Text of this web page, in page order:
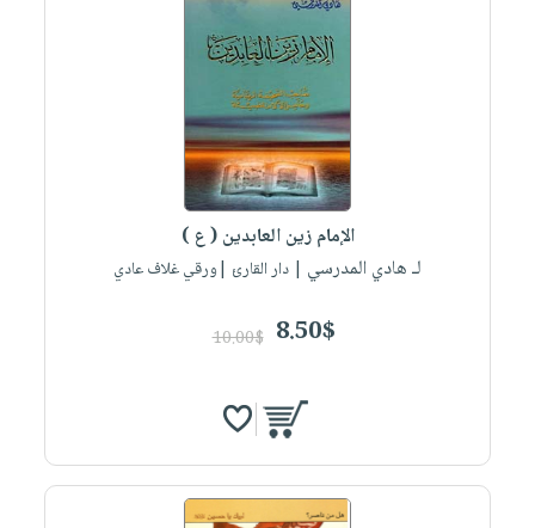
الإمام زين العابدين ( ع )
لـ هادي المدرسي | دار القارئ |ورقي غلاف عادي
8.50$
10.00$